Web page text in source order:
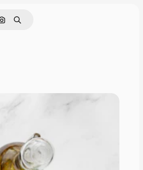
Cerca per immagine
Ricerca